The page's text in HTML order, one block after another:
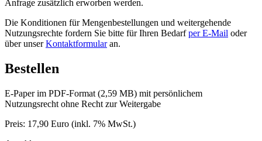
Anfrage zusätzlich erworben werden.
Die Konditionen für Mengenbestellungen und weitergehende
Nutzungsrechte fordern Sie bitte für Ihren Bedarfper E-Mail oder
über unserKontaktformularan.
Bestellen
E-Paper im PDF-Format (2,59 MB) mit persönlichem
Nutzungsrecht ohne Recht zur Weitergabe
Preis: 17,90 Euro (inkl. 7% MwSt.)